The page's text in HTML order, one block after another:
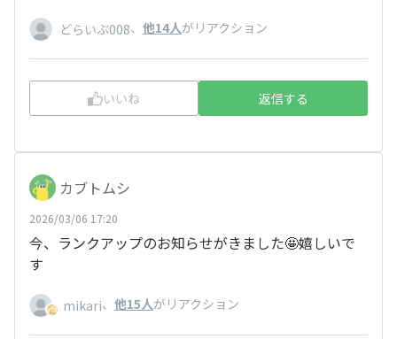
どらいぶ008、 他14人がリアクション
いいね 返信する
カブトムシ
2026/03/06 17:20
今、ランクアップのお知らせがきました🤩嬉しいで
す
mikari、 他15人がリアクション